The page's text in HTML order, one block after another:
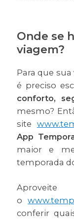
Onde se
viagem?
Para que
é preciso
conforto,
mesmo?
site
App
maior e
temporada
o
conferir